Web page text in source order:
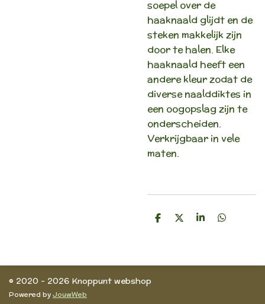
soepel over de
haaknaald glijdt en de
steken makkelijk zijn
door te halen. Elke
haaknaald heeft een
andere kleur zodat de
diverse naalddiktes in
een oogopslag zijn te
onderscheiden.
Verkrijgbaar in vele
maten.
D
D
S
D
© 2020 - 2026 Knoppunt webshop
Powered byJouwWeb